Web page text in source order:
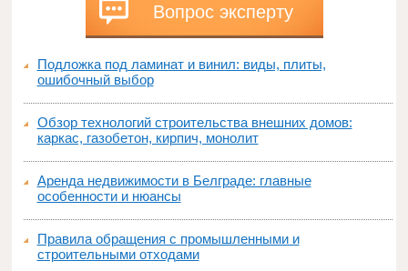
Вопрос эксперту
Подложка под ламинат и винил: виды, плиты,
ошибочный выбор
Обзор технологий строительства внешних домов:
каркас, газобетон, кирпич, монолит
Аренда недвижимости в Белграде: главные
особенности и нюансы
Правила обращения с промышленными и
строительными отходами